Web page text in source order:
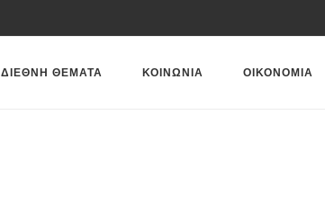
ΔΙΕΘΝΗ ΘΕΜΑΤΑ ΚΟΙΝΩΝΙΑ ΟΙΚΟΝΟΜΙΑ